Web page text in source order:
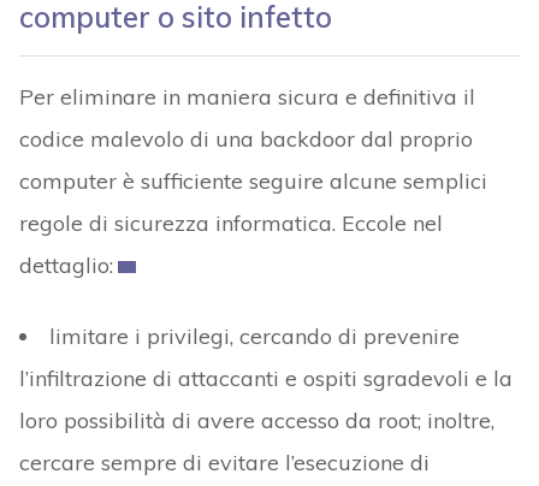
computer o sito infetto
Per eliminare in maniera sicura e definitiva il
codice malevolo di una backdoor dal proprio
computer è sufficiente seguire alcune semplici
regole di sicurezza informatica. Eccole nel
dettaglio:
limitare i privilegi, cercando di prevenire
l’infiltrazione di attaccanti e ospiti sgradevoli e la
loro possibilità di avere accesso da root; inoltre,
cercare sempre di evitare l’esecuzione di